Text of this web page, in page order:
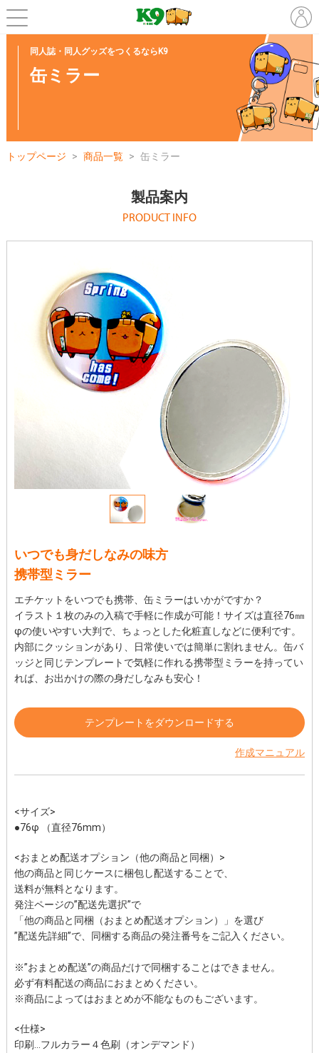
同人誌・同人グッズをつくるならK9
缶ミラー
トップページ 商品一覧 缶ミラー
製品案内
PRODUCT INFO
いつでも身だしなみの味方
携帯型ミラー
エチケットをいつでも携帯、缶ミラーはいかがですか？
イラスト１枚のみの入稿で手軽に作成が可能！サイズは直径76㎜
φの使いやすい大判で、ちょっとした化粧直しなどに便利です。
内部にクッションがあり、日常使いでは簡単に割れません。缶バ
ッジと同じテンプレートで気軽に作れる携帯型ミラーを持ってい
れば、お出かけの際の身だしなみも安心！
テンプレートをダウンロードする
作成マニュアル
<サイズ>
●76φ （直径76mm）
<おまとめ配送オプション（他の商品と同梱）>
他の商品と同じケースに梱包し配送することで、
送料が無料となります。
発注ページの”配送先選択”で
「他の商品と同梱（おまとめ配送オプション）」を選び
”配送先詳細”で、同梱する商品の発注番号をご記入ください。
※”おまとめ配送”の商品だけで同梱することはできません。
必ず有料配送の商品におまとめください。
※商品によってはおまとめが不能なものもございます。
<仕様>
印刷…フルカラー４色刷（オンデマンド）